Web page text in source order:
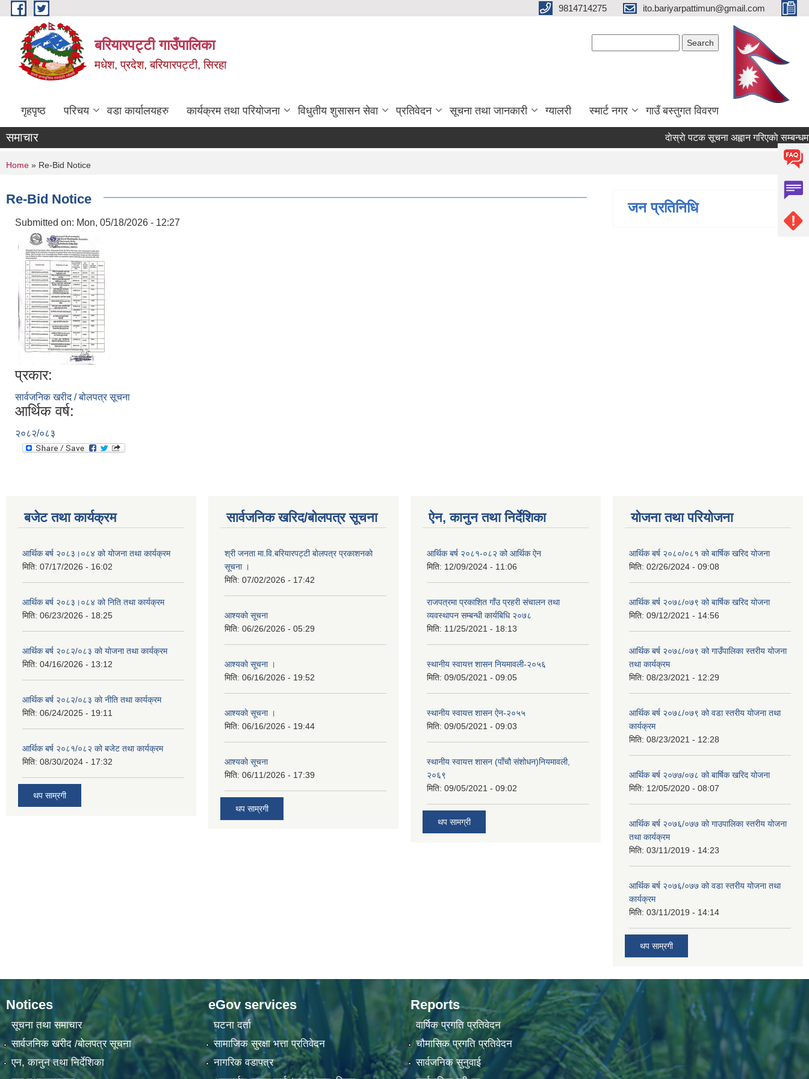
Skip to main content 9814714275 ito.bariyarpattimun@gmail.com
बरियारपट्टी गाउँपालिका
मधेश, प्रदेश, बरियारपट्टी, सिरहा
गृहपृष्ठ परिचय वडा कार्यालयहरु कार्यक्रम तथा परियोजना विधुतीय शुसासन सेवा प्रतिवेदन सूचना तथा जानकारी ग्यालरी स्मार्ट नगर गाउँ बस्तुगत विवरण
समाचार दाेस्राे पटक सूचना अह्वान गरिएकाे सम्बन्धमा ।
You are here
Home » Re-Bid Notice
Re-Bid Notice
Submitted on: Mon, 05/18/2026 - 12:27
प्रकार:
सार्वजनिक खरीद / बोलपत्र सूचना
आर्थिक वर्ष:
२०८२/०८३
जन प्रतिनिधि
बजेट तथा कार्यक्रम
आर्थिक बर्ष २०८३।०८४ को योजना तथा कार्यक्रम
मिति: 07/17/2026 - 16:02
आर्थिक बर्ष २०८३।०८४ को निति तथा कार्यक्रम
मिति: 06/23/2026 - 18:25
आर्थिक बर्ष २०८२/०८३ काे याेजना तथा कार्यक्रम
मिति: 04/16/2026 - 13:12
आर्थिक बर्ष २०८२/०८३ काे नीति तथा कार्यक्रम
मिति: 06/24/2025 - 19:11
आर्थिक बर्ष २०८१/०८२ को बजेट तथा कार्यक्रम
मिति: 08/30/2024 - 17:32
थप साम्रगी
सार्वजनिक खरिद/बोलपत्र सूचना
श्री जनता मा.वि.बरियारपट्टी बाेलपत्र प्रकाशनकाे
सूचना ।
मिति: 07/02/2026 - 17:42
आश्यकाे सूचना
मिति: 06/26/2026 - 05:29
आश्यकाे सूचना ।
मिति: 06/16/2026 - 19:52
आश्यकाे सूचना ।
मिति: 06/16/2026 - 19:44
आश्यकाे सूचना
मिति: 06/11/2026 - 17:39
थप साम्रगी
ऐन, कानुन तथा निर्देशिका
आर्थिक बर्ष २०८१-०८२ को आर्थिक ऐन
मिति: 12/09/2024 - 11:06
राजपत्रमा प्रकाशित गाँउ प्रहरी संचालन तथा
व्यवस्थापन सम्बन्धी कार्यबिधि २०७८
मिति: 11/25/2021 - 18:13
स्थानीय स्वायत्त शासन नियमावली-२०५६
मिति: 09/05/2021 - 09:05
स्थानीय स्वायत्त शासन ए‍ेन-२०५५
मिति: 09/05/2021 - 09:03
स्थानीय स्वायत्त शासन (पाँचौ संशोधन)नियमावली,
२०६९
मिति: 09/05/2021 - 09:02
थप सामग्री
योजना तथा परियोजना
आर्थिक बर्ष २०८०/०८१ को बार्षिक खरिद योजना
मिति: 02/26/2024 - 09:08
आर्थिक बर्ष २०७८/०७९ को बार्षिक खरिद योजना
मिति: 09/12/2021 - 14:56
आर्थिक बर्ष २०७८/०७९ को गाउँपालिका स्तरीय योजना
तथा कार्यक्रम
मिति: 08/23/2021 - 12:29
आर्थिक बर्ष २०७८/०७९ को वडा स्तरीय योजना तथा
कार्यक्रम
मिति: 08/23/2021 - 12:28
आर्थिक बर्ष २०७७/०७८ को बार्षिक खरिद योजना
मिति: 12/05/2020 - 08:07
आर्थिक बर्ष २०७६/०७७ को गाउपालिका स्तरीय योजना
तथा कार्यक्रम
मिति: 03/11/2019 - 14:23
आर्थिक बर्ष २०७६/०७७ को वडा स्तरीय योजना तथा
कार्यक्रम
मिति: 03/11/2019 - 14:14
थप साम्रगी
Notices
सूचना तथा समाचार
सार्वजनिक खरीद /बोलपत्र सूचना
एन, कानुन तथा निर्देशिका
eGov services
घटना दर्ता
सामाजिक सुरक्षा भत्ता प्रतिवेदन
नागरिक वडापत्र
Reports
वार्षिक प्रगति प्रतिवेदन
चौमासिक प्रगति प्रतिवेदन
सार्वजनिक सुनुवाई